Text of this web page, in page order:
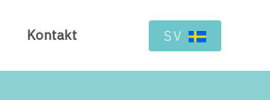
Kontakt SV